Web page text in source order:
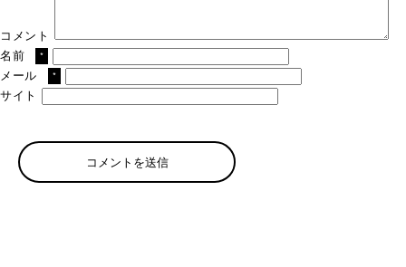
コメント
名前
*
メール *
サイト